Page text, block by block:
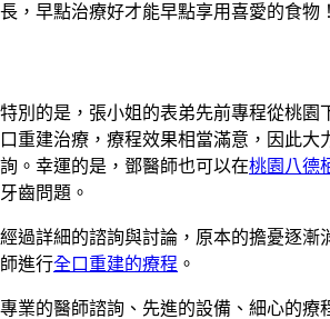
長，早點治療好才能早點享用喜愛的食物！
特別的是，張小姐的表弟先前專程從桃園
口重建治療，療程效果相當滿意，因此大
詢。幸運的是，鄧醫師也可以在桃園八德
牙齒問題。
經過詳細的諮詢與討論，原本的擔憂逐漸
師進行全口重建的療程 。
專業的醫師諮詢、先進的設備、細心的療